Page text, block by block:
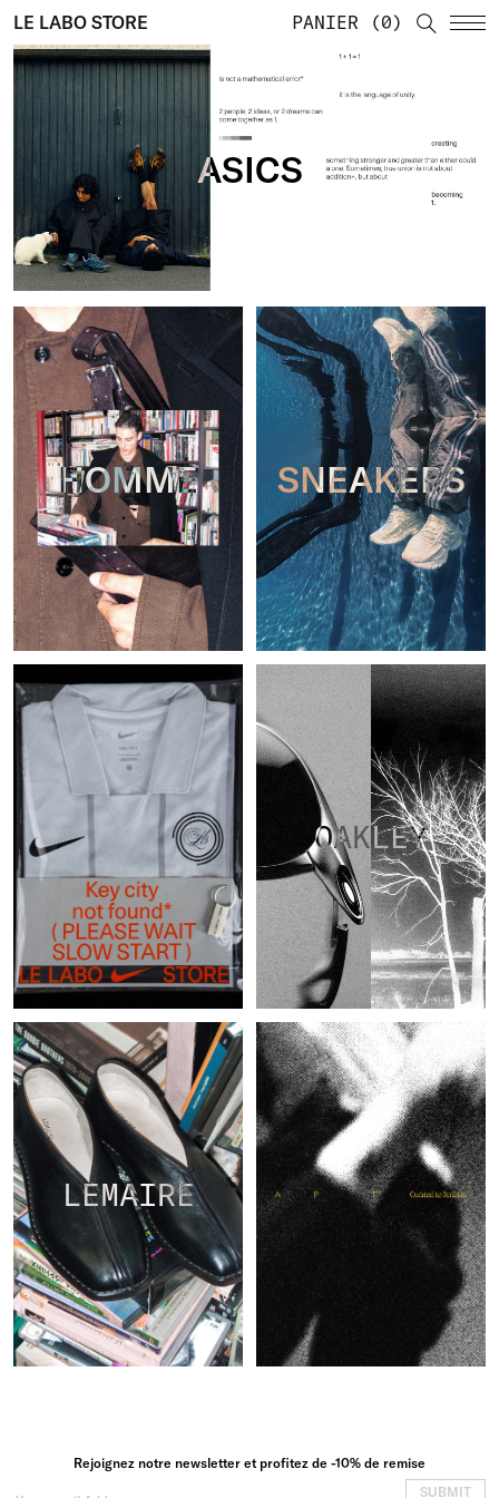
LE LABO STORE PANIER 0
ASICS
HOMME SNEAKERS
OAKLEY
LEMAIRE
Rejoignez notre newsletter et profitez de -10% de remise
SUBMIT